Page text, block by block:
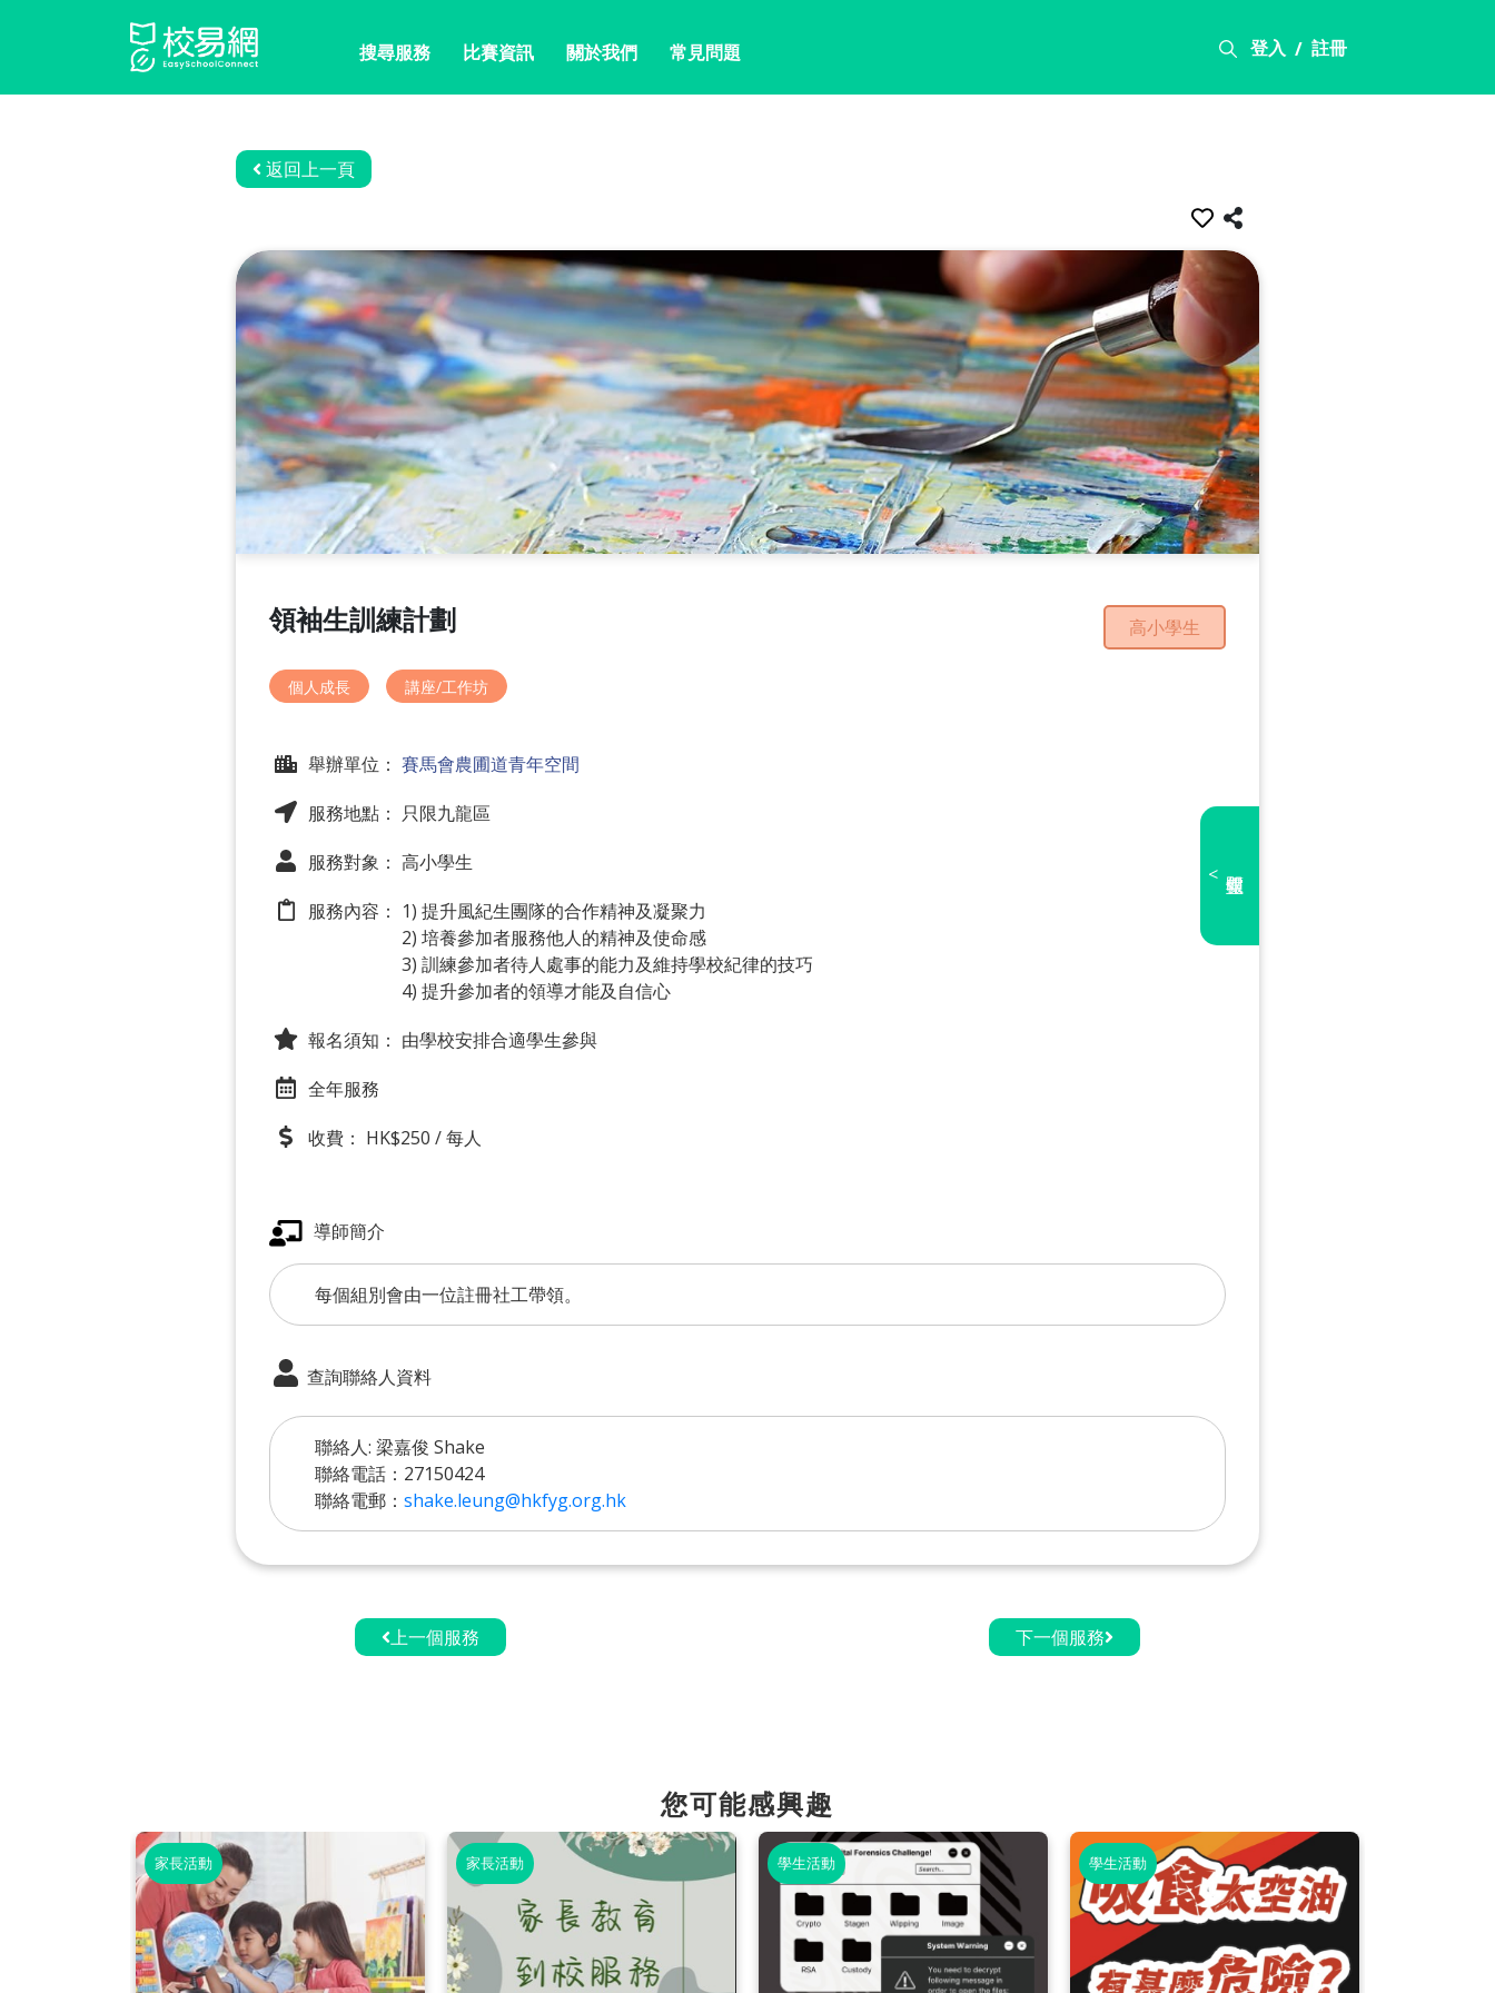
登入 / 註冊
搜尋服務 比賽資訊 關於我們 常見問題
返回上一頁
領袖生訓練計劃 高小學生
個人成長 講座/工作坊
舉辦單位： 賽馬會農圃道青年空間
服務地點： 只限九龍區
服務對象： 高小學生
服務內容： 1) 提升風紀生團隊的合作精神及凝聚力
2) 培養參加者服務他人的精神及使命感
3) 訓練參加者待人處事的能力及維持學校紀律的技巧
4) 提升參加者的領導才能及自信心
報名須知： 由學校安排合適學生參與
全年服務
收費： HK$250 / 每人
導師簡介
每個組別會由一位註冊社工帶領。
查詢聯絡人資料
聯絡人: 梁嘉俊 Shake
聯絡電話：27150424
聯絡電郵： shake.leung@hkfyg.org.hk
<
上一個服務 下一個服務
您可能感興趣
家長活動 家長活動 學生活動 學生活動